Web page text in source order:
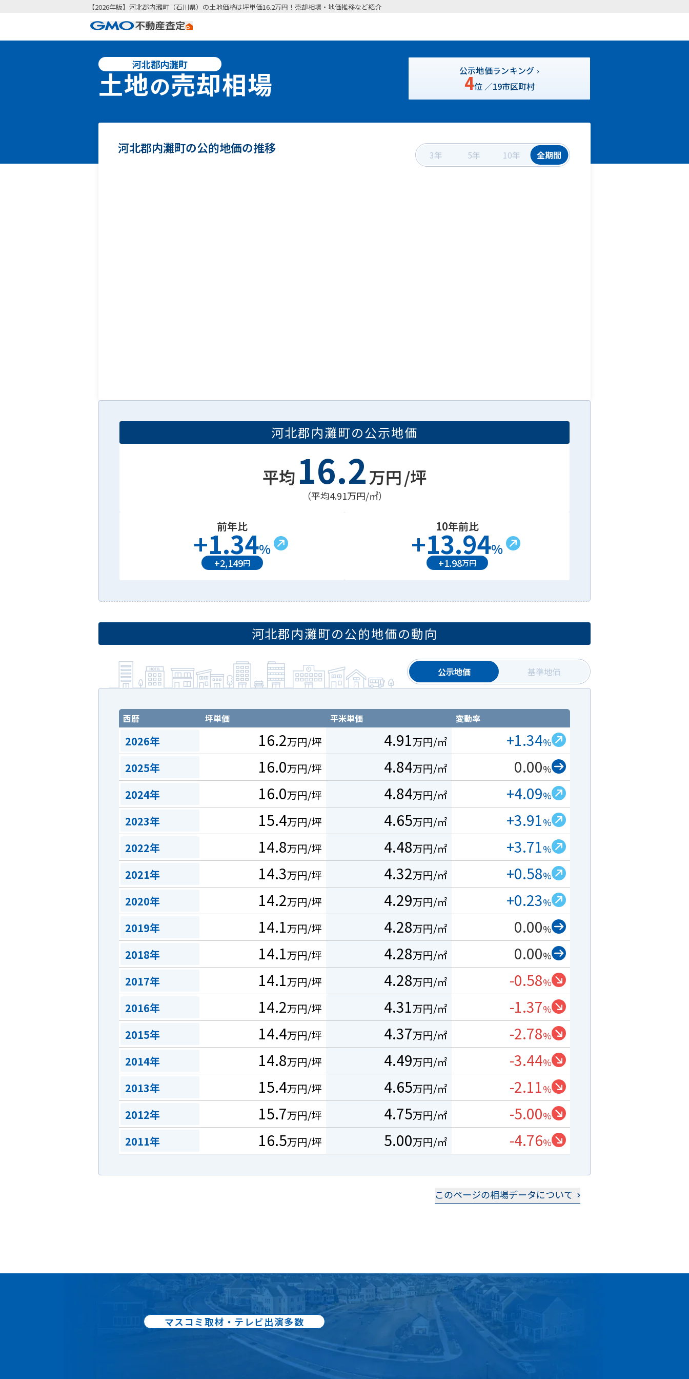
【2026年版】河北郡内灘町（石川県）の土地価格は坪単価16.2万円！売却相場・地価推移など紹介
河北郡内灘町
土地の売却相場 公示地価ランキング ›
4位 ／19市区町村
河北郡内灘町の公的地価の推移 3年 5年 10年 全期間
河北郡内灘町の公示地価
平均 16.2万円/坪
（平均4.91万円/㎡）
前年比
+1.34%
+2,149円
10年前比
+13.94%
+1.98万円
河北郡内灘町の公的地価の動向
公示地価 基準地価
西暦 坪単価 平米単価 変動率
2026年 16.2万円/坪 4.91万円/㎡ +1.34%
2025年 16.0万円/坪 4.84万円/㎡ 0.00%
2024年 16.0万円/坪 4.84万円/㎡ +4.09%
2023年 15.4万円/坪 4.65万円/㎡ +3.91%
2022年 14.8万円/坪 4.48万円/㎡ +3.71%
2021年 14.3万円/坪 4.32万円/㎡ +0.58%
2020年 14.2万円/坪 4.29万円/㎡ +0.23%
2019年 14.1万円/坪 4.28万円/㎡ 0.00%
2018年 14.1万円/坪 4.28万円/㎡ 0.00%
2017年 14.1万円/坪 4.28万円/㎡ -0.58%
2016年 14.2万円/坪 4.31万円/㎡ -1.37%
2015年 14.4万円/坪 4.37万円/㎡ -2.78%
2014年 14.8万円/坪 4.49万円/㎡ -3.44%
2013年 15.4万円/坪 4.65万円/㎡ -2.11%
2012年 15.7万円/坪 4.75万円/㎡ -5.00%
2011年 16.5万円/坪 5.00万円/㎡ -4.76%
このページの相場データについて
マスコミ取材・テレビ出演多数
出版書籍86冊：累計80万部出版
スペシャリスト